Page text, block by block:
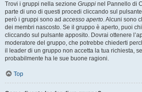
Trovi i gruppi nella sezione Gruppi nel Pannello di
parte di uno di questi procedi cliccando sul
però i gruppi sono ad accesso aperto. Alcuni sono
dei membri nascosto. Se il gruppo è aperto, puoi
cliccando sul pulsante apposito. Dovrai ottenere
moderatore del gruppo, che potrebbe chiederti
il leader di un gruppo non accetta la tua richiesta,
probabilmente ha le sue buone ragioni.
Top